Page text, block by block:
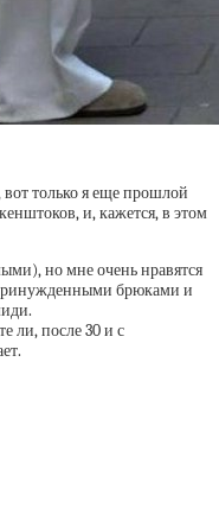
только я еще прошлой
и, кажется, в этом
но мне очень нравятся
брюками и
ли, после 30 и с